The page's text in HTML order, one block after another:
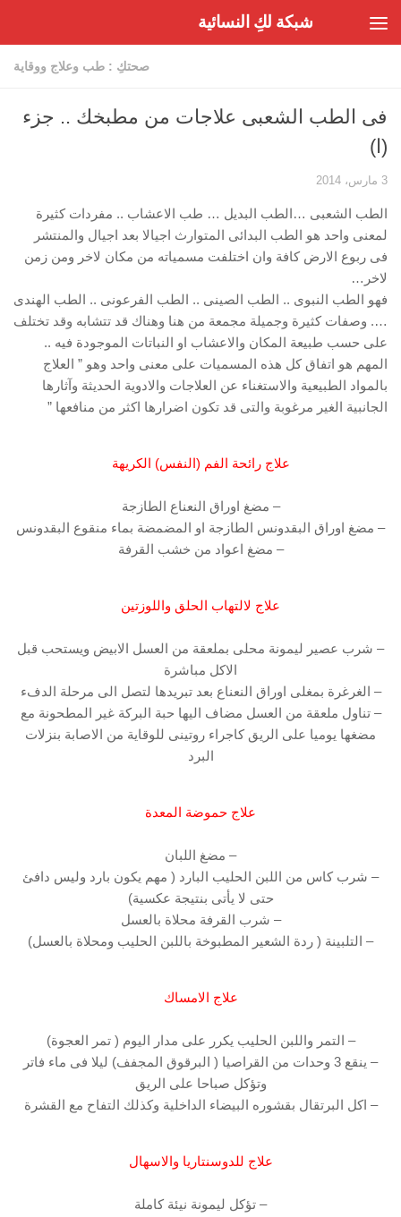
شبكة لكِ النسائية
صحتكِ : طب وعلاج ووقاية
فى الطب الشعبى علاجات من مطبخك .. جزء
(ا)
3 مارس، 2014
الطب الشعبى …الطب البديل … طب الاعشاب .. مفردات كثيرة
لمعنى واحد هو الطب البدائى المتوارث اجيالا بعد اجيال والمنتشر
فى ربوع الارض كافة وان اختلفت مسمياته من مكان لاخر ومن زمن
لاخر…
فهو الطب النبوى .. الطب الصينى .. الطب الفرعونى .. الطب الهندى
…. وصفات كثيرة وجميلة مجمعة من هنا وهناك قد تتشابه وقد تختلف
على حسب طبيعة المكان والاعشاب او النباتات الموجودة فيه ..
المهم هو اتفاق كل هذه المسميات على معنى واحد وهو ” العلاج
بالمواد الطبيعية والاستغناء عن العلاجات والادوية الحديثة وآثارها
الجانبية الغير مرغوبة والتى قد تكون اضرارها اكثر من منافعها ”
علاج رائحة الفم (النفس) الكريهة
– مضغ اوراق النعناع الطازجة
– مضغ اوراق البقدونس الطازجة او المضمضة بماء منقوع البقدونس
– مضغ اعواد من خشب القرفة
علاج لالتهاب الحلق واللوزتين
– شرب عصير ليمونة محلى بملعقة من العسل الابيض ويستحب قبل
الاكل مباشرة
– الغرغرة بمغلى اوراق النعناع بعد تبريدها لتصل الى مرحلة الدفء
– تناول ملعقة من العسل مضاف اليها حبة البركة غير المطحونة مع
مضغها يوميا على الريق كاجراء روتينى للوقاية من الاصابة بنزلات
البرد
علاج حموضة المعدة
– مضغ اللبان
– شرب كاس من اللبن الحليب البارد ( مهم يكون بارد وليس دافئ
حتى لا يأتى بنتيجة عكسية)
– شرب القرفة محلاة بالعسل
– التلبينة ( ردة الشعير المطبوخة باللبن الحليب ومحلاة بالعسل)
علاج الامساك
– التمر واللبن الحليب يكرر على مدار اليوم ( تمر العجوة)
– ينقع 3 وحدات من القراصيا ( البرقوق المجفف) ليلا فى ماء فاتر
وتؤكل صباحا على الريق
– اكل البرتقال بقشوره البيضاء الداخلية وكذلك التفاح مع القشرة
علاج للدوسنتاريا والاسهال
– تؤكل ليمونة نيئة كاملة